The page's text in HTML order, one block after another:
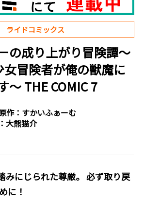
ライドコミックス
の成り上がり冒険譚～
女冒険者が俺の獣魔に
～ THE COMIC 7
作： すかいふぁーむ
大熊猫介
みにじられた尊厳。 必ず取り戻
――！